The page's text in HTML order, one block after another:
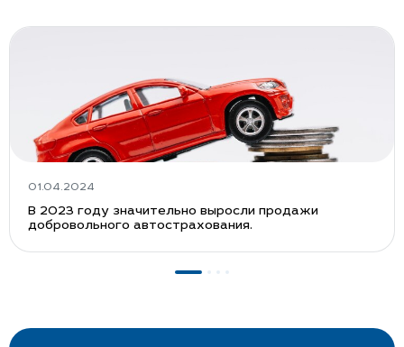
01.04.2024
В 2023 году значительно выросли продажи
добровольного автострахования.